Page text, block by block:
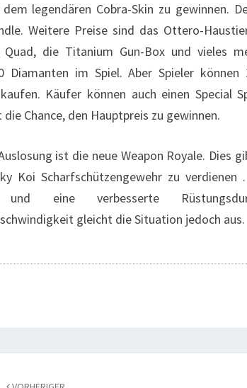
legendären Cobra-Skin zu gewinnen.
Weitere Preise sind das Ottero-
Quad, die Titanium Gun-Box und vieles
Diamanten im Spiel. Aber Spieler
Käufer können auch einen Special
Chance, den Hauptpreis zu gewinnen.
ist die neue Weapon Royale. Dies
KoiScharfschützengewehr zu verdienen
und eine verbesserte
gleicht die Situation jedoch aus.